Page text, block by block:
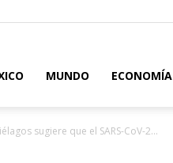
MUNDO ECONOMÍA
sugiere que el SARS-CoV-2...